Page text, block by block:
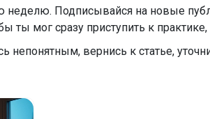
Подписывайся на новые
ты мог сразу приступить к
непонятным, вернись к статье,